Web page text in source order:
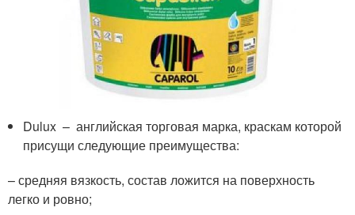
Dulux – английская торговая марка, краскам которой
присущи следующие преимущества:
– средняя вязкость, состав ложится на поверхность
легко и ровно;